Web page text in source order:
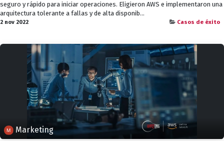
seguro y rápido para iniciar operaciones. Eligieron AWS e implementaron una
arquitectura tolerante a fallas y de alta disponib...
2 nov 2022 Casos de éxito
Marketing